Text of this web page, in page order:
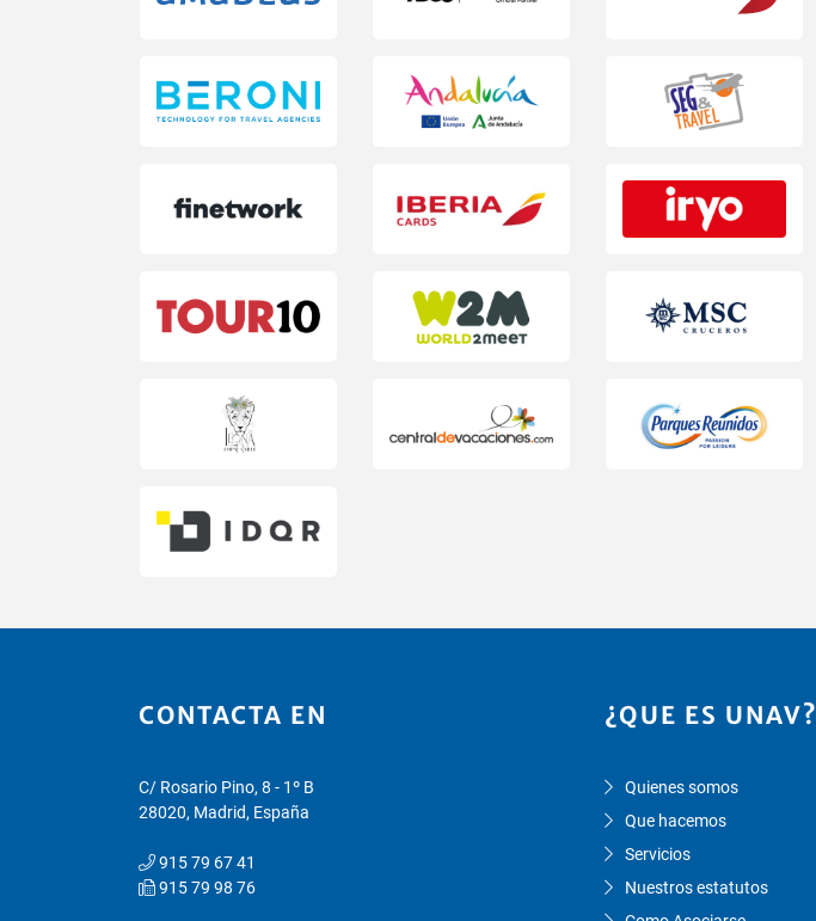
CONTACTA EN
C/ Rosario Pino, 8 - 1º B
28020, Madrid, España
915 79 67 41
915 79 98 76
¿QUE ES UNAV?
Quienes somos
Que hacemos
Servicios
Nuestros estatutos